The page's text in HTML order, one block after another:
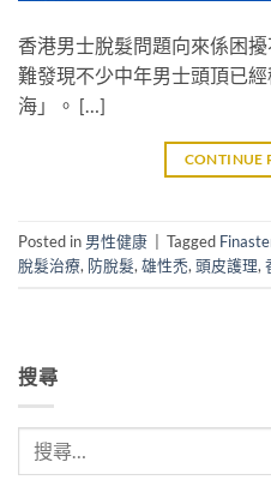
香港男士脫髮問題向來係困
難發現不少中年男士頭頂已
海」。 […]
CONTINUE
Posted in 男性健康 Tagged
脫髮治療, 防脫髮,雄性禿,頭皮護理,
搜尋